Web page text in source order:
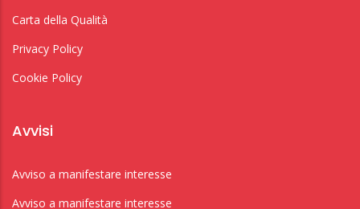
Carta della Qualità
Privacy Policy
Cookie Policy
Avvisi
Avviso a manifestare interesse
Avviso a manifestare interesse